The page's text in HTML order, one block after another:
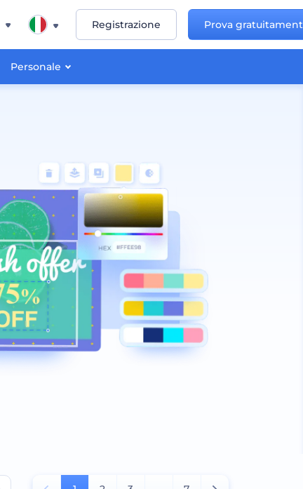
Personale
Registrazione Prova